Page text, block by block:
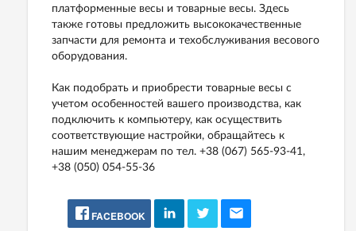
платформенные весы и товарные весы. Здесь
также готовы предложить высококачественные
запчасти для ремонта и техобслуживания весового
оборудования.
Как подобрать и приобрести товарные весы с
учетом особенностей вашего производства, как
подключить к компьютеру, как осуществить
соответствующие настройки, обращайтесь к
нашим менеджерам по тел. +38 (067) 565-93-41,
+38 (050) 054-55-36
FACEBOOK